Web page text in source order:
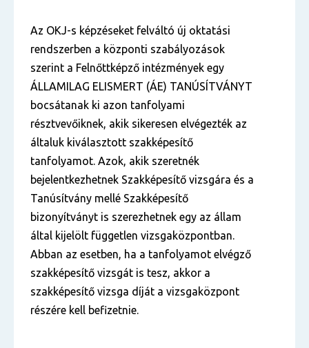
Az OKJ-s képzéseket felváltó új oktatási
rendszerben a központi szabályozások
szerint a Felnőttképző intézmények egy
ÁLLAMILAG ELISMERT (ÁE) TANÚSÍTVÁNYT
bocsátanak ki azon tanfolyami
résztvevőiknek, akik sikeresen elvégezték az
általuk kiválasztott szakképesítő
tanfolyamot. Azok, akik szeretnék
bejelentkezhetnek Szakképesítő vizsgára és a
Tanúsítvány mellé Szakképesítő
bizonyítványt is szerezhetnek egy az állam
által kijelölt független vizsgaközpontban.
Abban az esetben, ha a tanfolyamot elvégző
szakképesítő vizsgát is tesz, akkor a
szakképesítő vizsga díját a vizsgaközpont
részére kell befizetnie.